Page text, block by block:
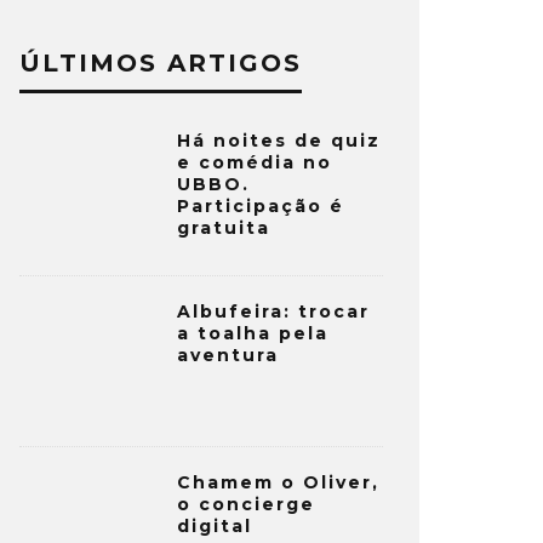
ÚLTIMOS ARTIGOS
Há noites de quiz
e comédia no
UBBO.
Participação é
gratuita
Albufeira: trocar
a toalha pela
aventura
Chamem o Oliver,
o concierge
digital